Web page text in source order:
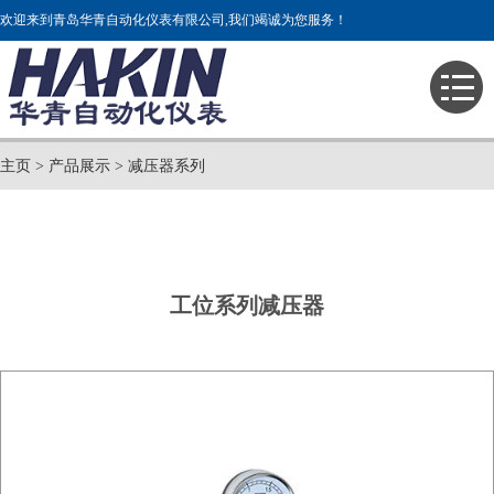
欢迎来到青岛华青自动化仪表有限公司,我们竭诚为您服务！
主页 > 产品展示 > 减压器系列
工位系列减压器